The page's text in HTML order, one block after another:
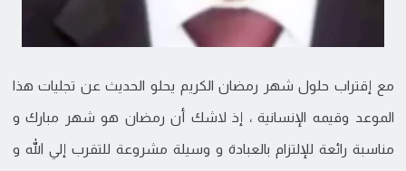
مع إقتراب حلول شهر رمضان الكريم يحلو الحديث عن تجليات هذا
الموعد وقيمه الإنسانية ، إذ لاشك أن رمضان هو شهر مبارك و
مناسبة رائعة للإلتزام بالعبادة و وسيلة مشروعة للتقرب إلي الله و